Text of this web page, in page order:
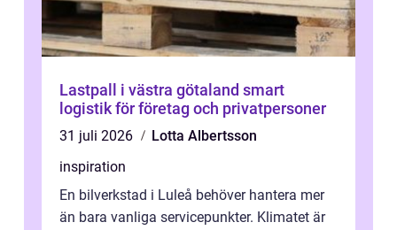
Lastpall i västra götaland smart
logistik för företag och privatpersoner
31 juli 2026
Lotta Albertsson
inspiration
En bilverkstad i Luleå behöver hantera mer
än bara vanliga servicepunkter. Klimatet är